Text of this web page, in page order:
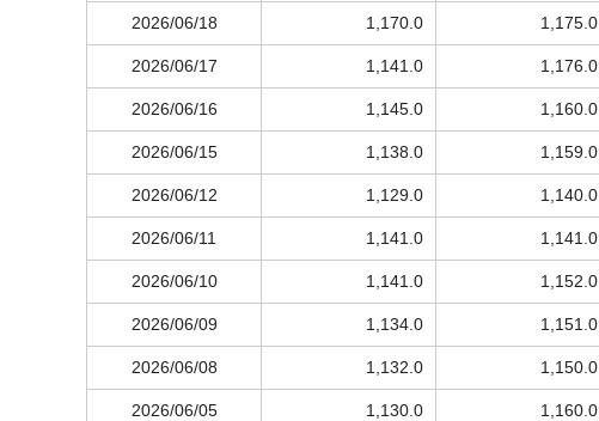
2026/06/18 1,170.0 1,175.0
2026/06/17 1,141.0 1,176.0
2026/06/16 1,145.0 1,160.0
2026/06/15 1,138.0 1,159.0
2026/06/12 1,129.0 1,140.0
2026/06/11 1,141.0 1,141.0
2026/06/10 1,141.0 1,152.0
2026/06/09 1,134.0 1,151.0
2026/06/08 1,132.0 1,150.0
2026/06/05 1,130.0 1,160.0